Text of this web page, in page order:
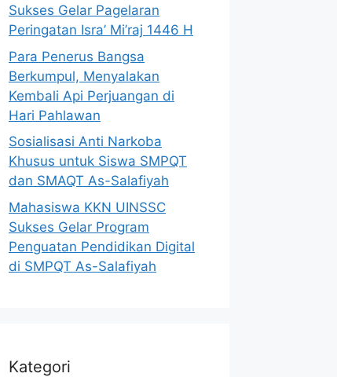
Sukses Gelar Pagelaran
Peringatan Isra’ Mi’raj 1446 H
Para Penerus Bangsa
Berkumpul, Menyalakan
Kembali Api Perjuangan di
Hari Pahlawan
Sosialisasi Anti Narkoba
Khusus untuk Siswa SMPQT
dan SMAQT As-Salafiyah
Mahasiswa KKN UINSSC
Sukses Gelar Program
Penguatan Pendidikan Digital
di SMPQT As-Salafiyah
Kategori